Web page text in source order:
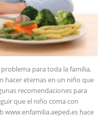
para toda la familia,
hacer eternas en un niño que
recomendaciones para
que el niño coma con
www.enfamilia.aeped.es hace